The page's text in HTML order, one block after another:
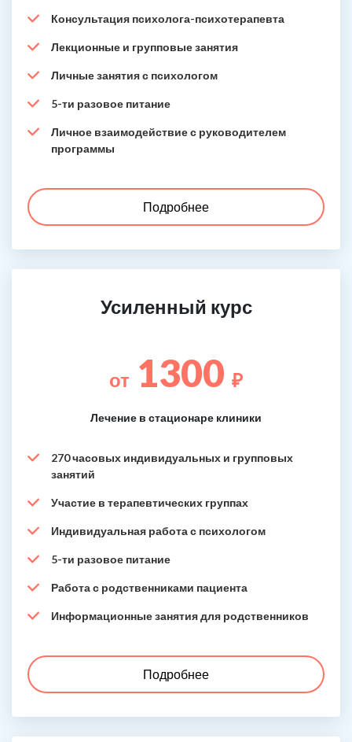
Консультация психолога-психотерапевта
Лекционные и групповые занятия
Личные занятия с психологом
5-ти разовое питание
Личное взаимодействие с руководителем
программы
Подробнее
Усиленный курс
от 1300 ₽
Лечение в стационаре клиники
270 часовых индивидуальных и групповых
занятий
Участие в терапевтических группах
Индивидуальная работа с психологом
5-ти разовое питание
Работа с родственниками пациента
Информационные занятия для родственников
Подробнее